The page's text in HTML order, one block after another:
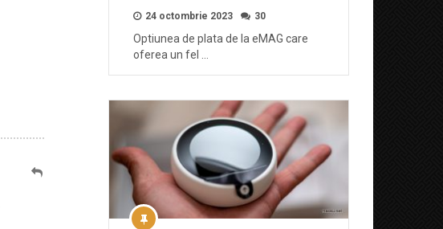
24 octombrie 2023 30
Optiunea de plata de la eMAG care
oferea un fel …